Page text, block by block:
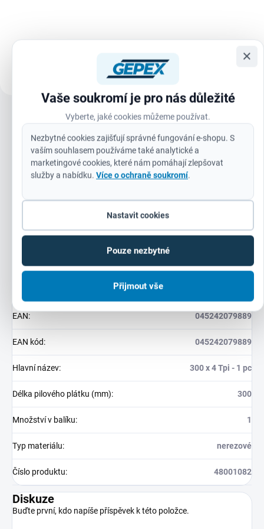
Vaše soukromí je pro nás důležité
Vyberte, jaké cookies můžeme používat.
Nezbytné cookies zajišťují správné fungování e-shopu. S
vaším souhlasem používáme také analytické a
marketingové cookies, které nám pomáhají zlepšovat
služby a nabídku. Více o ochraně soukromí.
Nastavit cookies
Pouze nezbytné
Přijmout vše
×
pevností v...
Zobrazit všechny související produkty
Kategorie: Pily ocasky (Speciální)
Záruka: 24 měsíců (IČ: 12 měsíců)
EAN: 045242079889
EAN kód: 045242079889
Hlavní název: 300 x 4 Tpi - 1 pc
Délka pilového plátku (mm): 300
Množství v balíku: 1
Typ materiálu: nerezové
Číslo produktu: 48001082
Diskuze
Buďte první, kdo napíše příspěvek k této položce.